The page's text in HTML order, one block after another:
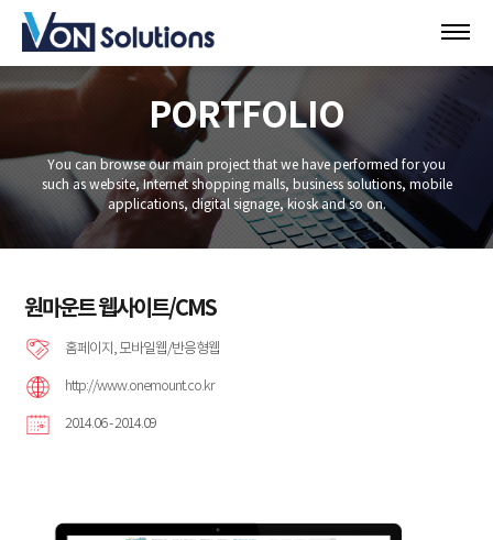
PORTFOLIO
You can browse our main project that we have performed for you
such as website, Internet shopping malls, business solutions, mobile
applications, digital signage, kiosk and so on.
원마운트 웹사이트/CMS
홈페이지, 모바일웹/반응형웹
http://www.onemount.co.kr
2014.06 - 2014.09